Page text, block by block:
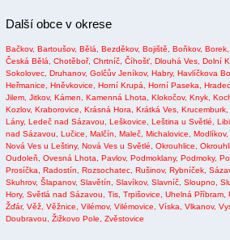
Další obce v okrese
Bačkov, Bartoušov, Bělá, Bezděkov, Bojiště, Boňkov, Borek,
Česká Bělá, Chotěboř, Chrtníč, Číhošť, Dlouhá Ves, Dolní
Sokolovec, Druhanov, Golčův Jeníkov, Habry, Havlíčkova
Heřmanice, Hněvkovice, Horní Krupá, Horní Paseka,
Jilem, Jitkov, Kámen, Kamenná Lhota, Klokočov, Knyk,
Kozlov, Kraborovice, Krásná Hora, Krátká Ves, Krucemburk,
Lány, Ledeč nad Sázavou, Leškovice, Leština u Světlé,
nad Sázavou, Lučice, Malčín, Maleč, Michalovice, Modlíkov,
Nová Ves u Leštiny, Nová Ves u Světlé, Okrouhlice,
Oudoleň, Ovesná Lhota, Pavlov, Podmoklany, Podmoky,
Prosíčka, Radostín, Rozsochatec, Rušinov, Rybníček,
Skuhrov, Šlapanov, Slavětín, Slavíkov, Slavníč, Sloupno,
Hory, Světlá nad Sázavou, Tis, Trpišovice, Uhelná Příbram,
Žďár, Věž, Věžnice, Vilémov, Vilémovice, Víska, Vlkanov,
Doubravou, Žižkovo Pole, Zvěstovice